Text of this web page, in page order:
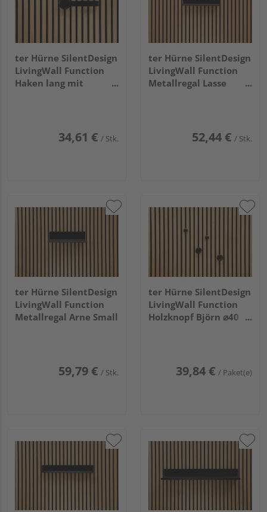
ter Hürne SilentDesign
LivingWall Function
Haken lang mit
34,61 € / Stk.
ter Hürne SilentDesign
LivingWall Function
Metallregal Lasse
52,44 € / Stk.
ter Hürne SilentDesign
LivingWall Function
Metallregal Arne Small
59,79 € / Stk.
ter Hürne SilentDesign
LivingWall Function
Holzknopf Björn ⌀40
39,84 € / Paket(e)